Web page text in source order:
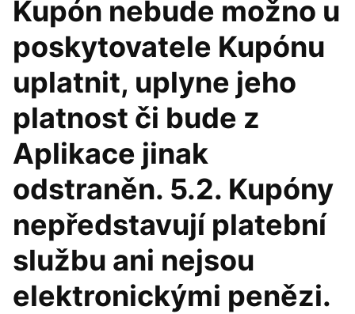
Kupón nebude možno u
poskytovatele Kupónu
uplatnit, uplyne jeho
platnost či bude z
Aplikace jinak
odstraněn. 5.2. Kupóny
nepředstavují platební
službu ani nejsou
elektronickými penězi.